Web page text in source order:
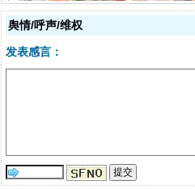
揭开“小金库”的免责幌子
舆情/呼声/维权
发表感言：